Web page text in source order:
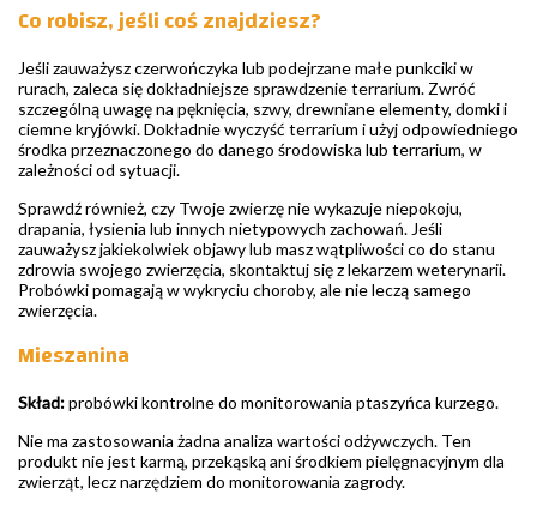
Co robisz, jeśli coś znajdziesz?
Jeśli zauważysz czerwończyka lub podejrzane małe punkciki w
rurach, zaleca się dokładniejsze sprawdzenie terrarium. Zwróć
szczególną uwagę na pęknięcia, szwy, drewniane elementy, domki i
ciemne kryjówki. Dokładnie wyczyść terrarium i użyj odpowiedniego
środka przeznaczonego do danego środowiska lub terrarium, w
zależności od sytuacji.
Sprawdź również, czy Twoje zwierzę nie wykazuje niepokoju,
drapania, łysienia lub innych nietypowych zachowań. Jeśli
zauważysz jakiekolwiek objawy lub masz wątpliwości co do stanu
zdrowia swojego zwierzęcia, skontaktuj się z lekarzem weterynarii.
Probówki pomagają w wykryciu choroby, ale nie leczą samego
zwierzęcia.
Mieszanina
Skład:probówki kontrolne do monitorowania ptaszyńca kurzego.
Nie ma zastosowania żadna analiza wartości odżywczych. Ten
produkt nie jest karmą, przekąską ani środkiem pielęgnacyjnym dla
zwierząt, lecz narzędziem do monitorowania zagrody.